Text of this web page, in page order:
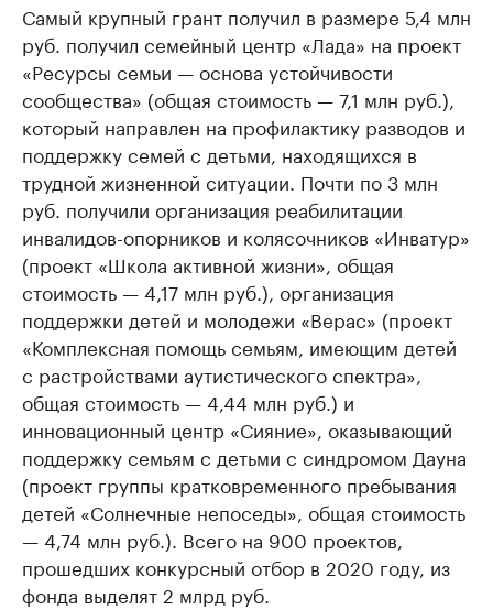
Самый крупный грант получил в размере 5,4 млн
руб. получил семейный центр «Лада» на проект
«Ресурсы семьи — основа устойчивости
сообщества» (общая стоимость — 7,1 млн руб.),
который направлен на профилактику разводов и
поддержку семей с детьми, находящихся в
трудной жизненной ситуации. Почти по 3 млн
руб. получили организация реабилитации
инвалидов-опорников и колясочников «Инватур»
(проект «Школа активной жизни», общая
стоимость — 4,17 млн руб.), организация
поддержки детей и молодежи «Верас» (проект
«Комплексная помощь семьям, имеющим детей
с растройствами аутистического спектра»,
общая стоимость — 4,44 млн руб.) и
инновационный центр «Сияние», оказывающий
поддержку семьям с детьми с синдромом Дауна
(проект группы кратковременного пребывания
детей «Солнечные непоседы», общая стоимость
— 4,74 млн руб.). Всего на 900 проектов,
прошедших конкурсный отбор в 2020 году, из
фонда выделят 2 млрд руб.